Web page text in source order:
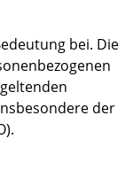
bei. Die
der